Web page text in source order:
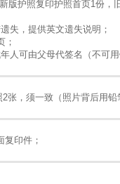
版护照复印护照首页1份，
失，提供英文遗失说明；
；
人可由父母代签名（不可用
张，须一致（照片背后用铅
印件；